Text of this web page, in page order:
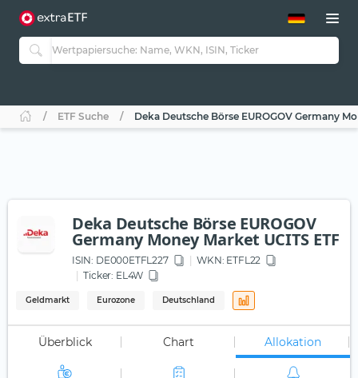
ETF-Guide 2.0
Guide Aktive ETFs
ETF-Sparpläne
ETF Suche Deka Deutsche Börse EUROGOV Germany
Deka Deutsche Börse EUROGOV
Germany Money Market UCITS ETF
ISIN: DE000ETFL227 WKN: ETFL22
Ticker: EL4W
Geldmarkt Eurozone Deutschland
Überblick Chart Allokation